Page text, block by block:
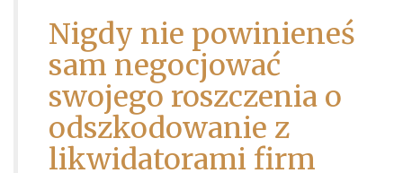
Nigdy nie powinieneś
sam negocjować
swojego roszczenia o
odszkodowanie z
likwidatorami firm